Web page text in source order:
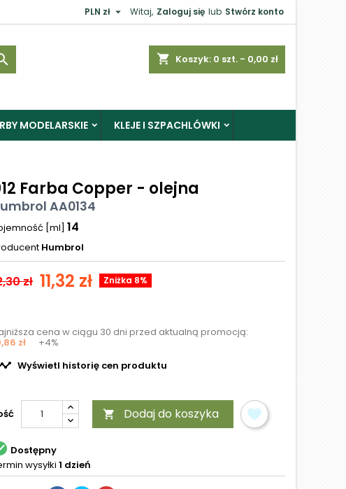
Witaj, Zaloguj się lub Stwórz konto
PLN zł 
shopping_cart Koszyk: 0 szt. - 0,00 zł
MODELARSKIE KLEJE I SZPACHLÓWKI
Farba Copper - olejna
AA0134
[ml] 14
Humbrol
zł 11,32 zł Zniżka 8%
cena w ciągu 30 dni przed aktualną promocją:
zł +4%
Wyświetl historię cen produktu
 Dodaj do koszyka
Dostępny
wysyłki 1 dzień